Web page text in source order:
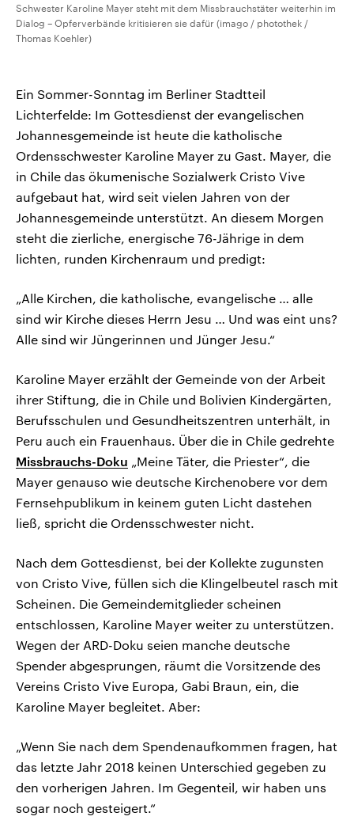
Schwester Karoline Mayer steht mit dem Missbrauchstäter weiterhin im
Dialog – Opferverbände kritisieren sie dafür (imago / photothek /
Thomas Koehler)
Ein Sommer-Sonntag im Berliner Stadtteil
Lichterfelde: Im Gottesdienst der evangelischen
Johannesgemeinde ist heute die katholische
Ordensschwester Karoline Mayer zu Gast. Mayer, die
in Chile das ökumenische Sozialwerk Cristo Vive
aufgebaut hat, wird seit vielen Jahren von der
Johannesgemeinde unterstützt. An diesem Morgen
steht die zierliche, energische 76-Jährige in dem
lichten, runden Kirchenraum und predigt:
„Alle Kirchen, die katholische, evangelische … alle
sind wir Kirche dieses Herrn Jesu … Und was eint uns?
Alle sind wir Jüngerinnen und Jünger Jesu.“
Karoline Mayer erzählt der Gemeinde von der Arbeit
ihrer Stiftung, die in Chile und Bolivien Kindergärten,
Berufsschulen und Gesundheitszentren unterhält, in
Peru auch ein Frauenhaus. Über die in Chile gedrehte
Missbrauchs-Doku „Meine Täter, die Priester“, die
Mayer genauso wie deutsche Kirchenobere vor dem
Fernsehpublikum in keinem guten Licht dastehen
ließ, spricht die Ordensschwester nicht.
Nach dem Gottesdienst, bei der Kollekte zugunsten
von Cristo Vive, füllen sich die Klingelbeutel rasch mit
Scheinen. Die Gemeindemitglieder scheinen
entschlossen, Karoline Mayer weiter zu unterstützen.
Wegen der ARD-Doku seien manche deutsche
Spender abgesprungen, räumt die Vorsitzende des
Vereins Cristo Vive Europa, Gabi Braun, ein, die
Karoline Mayer begleitet. Aber:
„Wenn Sie nach dem Spendenaufkommen fragen, hat
das letzte Jahr 2018 keinen Unterschied gegeben zu
den vorherigen Jahren. Im Gegenteil, wir haben uns
sogar noch gesteigert.“